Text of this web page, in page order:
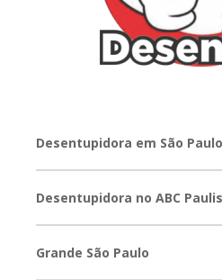
Desentupidora em São Paulo
Desentupidora no ABC
Grande São Paulo